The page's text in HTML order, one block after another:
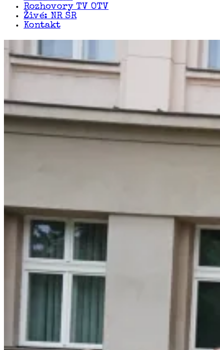
Rozhovory TV OTV
Živé: NR SR
Kontakt